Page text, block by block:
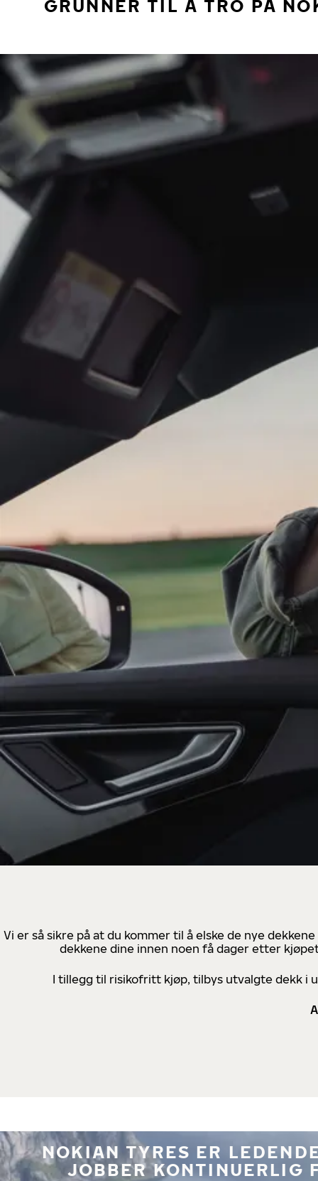
GRUNNER TIL Å TRO PÅ
Vi er så sikre på at du kommer til å elske de nye
dekkene dine innen noen få dager etter
I tillegg til risikofritt kjøp, tilbys utvalgte dekk i
NOKIAN TYRES ER
JOBBER KONTINUERLIG